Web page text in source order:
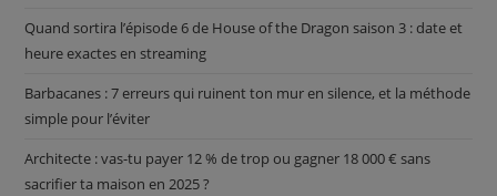
Quand sortira l’épisode 6 de House of the Dragon saison 3 : date et
heure exactes en streaming
Barbacanes : 7 erreurs qui ruinent ton mur en silence, et la méthode
simple pour l’éviter
Architecte : vas-tu payer 12 % de trop ou gagner 18 000 € sans
sacrifier ta maison en 2025 ?